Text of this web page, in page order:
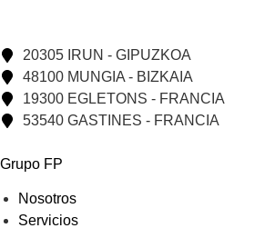
20305 IRUN - GIPUZKOA
48100 MUNGIA - BIZKAIA
19300 EGLETONS - FRANCIA
53540 GASTINES - FRANCIA
Grupo FP
Nosotros
Servicios